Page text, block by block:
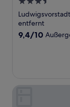
Sterne-
Unterkunft
entfernt
9.4
9,4/10